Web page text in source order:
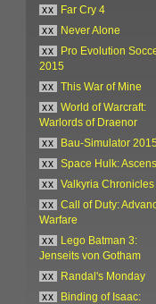
xx
Far Cry 4
xx
Never Alone
xx
Pro Evolution
2015
xx
This War of Mine
xx
World of Warcraft:
Warlords of Draenor
xx
Bau-Simulator 2015
xx
Space Hulk:
xx
Valkyria Chronicles
xx
Call of Duty:
Warfare
xx
Lego Batman 3:
Jenseits von Gotham
xx
Randal's Monday
xx
Binding of Isaac: